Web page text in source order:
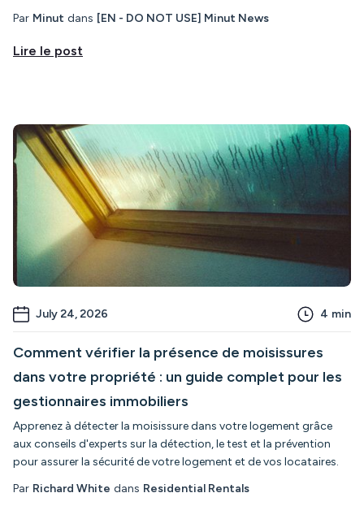
Par Minut dans [EN - DO NOT USE] Minut News
Lire le post
July 24, 2026 4 min
Comment vérifier la présence de moisissures
dans votre propriété : un guide complet pour les
gestionnaires immobiliers
Apprenez à détecter la moisissure dans votre logement grâce
aux conseils d'experts sur la détection, le test et la prévention
pour assurer la sécurité de votre logement et de vos locataires.
Par Richard White dans Residential Rentals